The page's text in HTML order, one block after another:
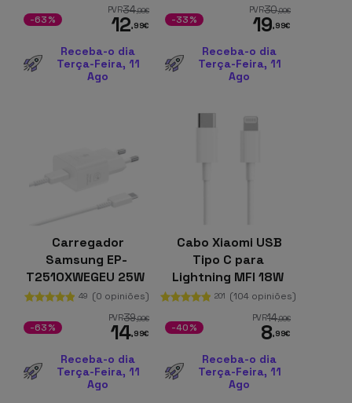
PVR34,99€
12,99€
-63%
Receba-o dia
Terça-Feira, 11
Ago
PVR30,00€
19,99€
-33%
Receba-o dia
Terça-Feira, 11
Ago
Carregador
Samsung EP-
T2510XWEGEU 25W
49 (0 opiniões)
PVR39,99€
14,99€
-63%
Receba-o dia
Terça-Feira, 11
Ago
Cabo Xiaomi USB
Tipo C para
Lightning MFI 18W
1m
201 (104 opiniões)
PVR14,99€
8,99€
-40%
Receba-o dia
Terça-Feira, 11
Ago